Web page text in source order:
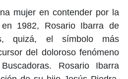
mujer en contender por la
1982, Rosario Ibarra de
quizá, el símbolo más
del doloroso fenómeno
Rosario Ibarra